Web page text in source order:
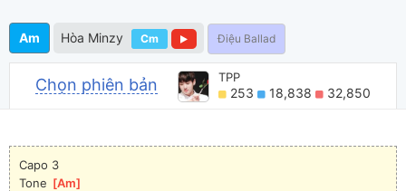
Am Hòa Minzy Cm Điệu Ballad
Chọn phiên bản TPP
253 18,838 32,850
Capo 3
Tone [Am